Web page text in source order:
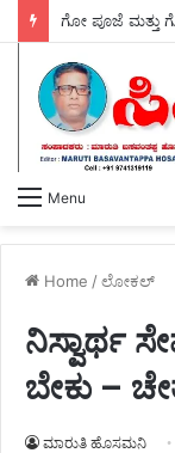
Menu
Home /ಲೋಕಲ್
ನಿಸ್ವಾರ್ಥ
ಬೇಕು –
ಮಾರುತಿ ಹೊಸಮನಿ